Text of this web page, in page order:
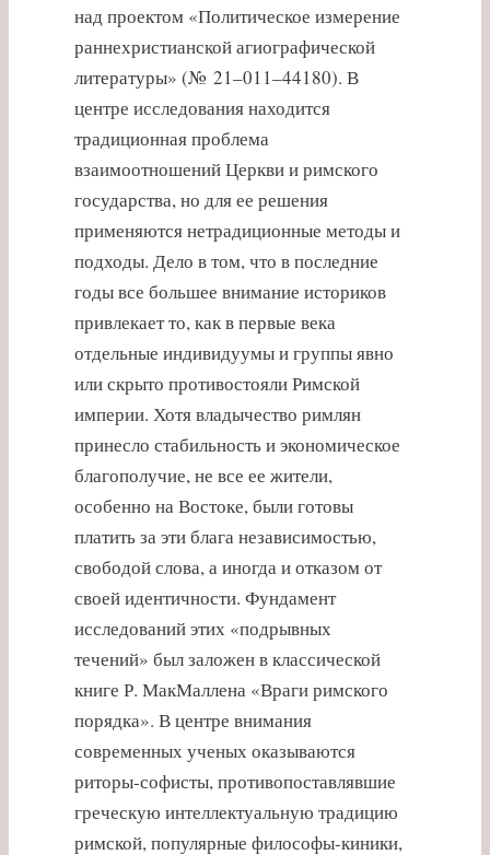
над проектом «Политическое измерение
раннехристианской агиографической
литературы» (№ 21–011–44180). В
центре исследования находится
традиционная проблема
взаимоотношений Церкви и римского
государства, но для ее решения
применяются нетрадиционные методы и
подходы. Дело в том, что в последние
годы все большее внимание историков
привлекает то, как в первые века
отдельные индивидуумы и группы явно
или скрыто противостояли Римской
империи. Хотя владычество римлян
принесло стабильность и экономическое
благополучие, не все ее жители,
особенно на Востоке, были готовы
платить за эти блага независимостью,
свободой слова, а иногда и отказом от
своей идентичности. Фундамент
исследований этих «подрывных
течений» был заложен в классической
книге Р. МакМаллена «Враги римского
порядка». В центре внимания
современных ученых оказываются
риторы-софисты, противопоставлявшие
греческую интеллектуальную традицию
римской, популярные философы-киники,